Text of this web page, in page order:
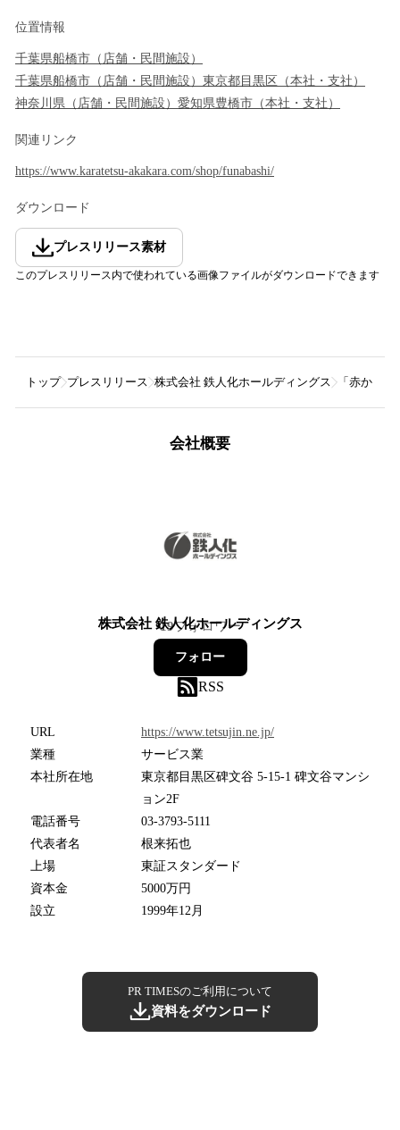
位置情報
千葉県船橋市 （ 店舗・民間施設 ）
千葉県船橋市 （ 店舗・民間施設 ） 東京都 目黒区 （本社・支社 ）
神奈川県 （ 店舗・民間施設 ） 愛知県豊橋市 （本社・支社 ）
関連リンク
https://www.karatetsu-akakara.com/shop/funabashi/
ダウンロード
プレスリリース素材
このプレスリリース内で使われている画像ファイルがダウンロードできます
トップ プレスリリース 株式会社 鉄人化ホールディングス 「赤から
会社概要
株式会社 鉄人化ホールディングス
19フォロワー
フォロー
RSS
URL
https://www.tetsujin.ne.jp/
業種
サービス業
本社所在地
東京都目黒区碑文谷 5-15-1 碑文谷マンシ
ョン2F
電話番号
03-3793-5111
代表者名
根来拓也
上場
東証スタンダード
資本金
5000万円
設立
1999年12月
PR TIMESのご利用について
資料をダウンロード